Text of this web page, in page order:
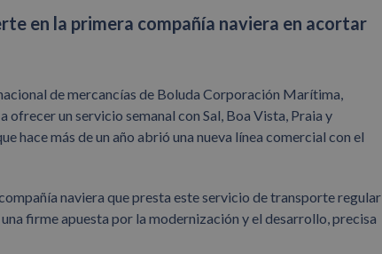
en la primera compañía naviera en acortar
de mercancías de Boluda Corporación Marítima,
un servicio semanal con Sal, Boa Vista, Praia y
hace más de un año abrió una nueva línea comercial con el
naviera que presta este servicio de transporte regular
firme apuesta por la modernización y el desarrollo, precisa